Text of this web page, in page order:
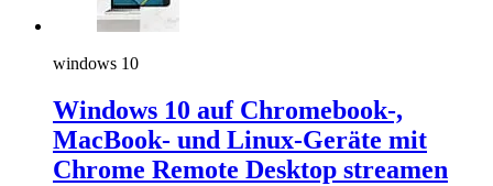
windows 10
Windows 10 auf Chromebook-,
MacBook- und Linux-Geräte mit
Chrome Remote Desktop streamen